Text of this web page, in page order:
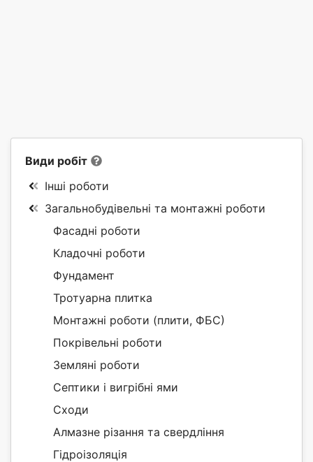
Види робіт
Інші роботи
Загальнобудівельні та монтажні роботи
Фасадні роботи
Кладочні роботи
Фундамент
Тротуарна плитка
Монтажні роботи (плити, ФБС)
Покрівельні роботи
Земляні роботи
Септики і вигрібні ями
Сходи
Алмазне різання та свердління
Гідроізоляція